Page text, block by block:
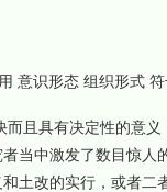
意识形态 组织形式
且具有决定性的意
当中激发了数目惊
土改的实行，或者